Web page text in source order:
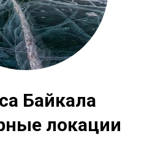
Байкала
локации